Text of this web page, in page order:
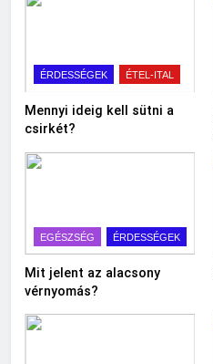
ÉRDESSÉGEK ÉTEL-ITAL
Mennyi ideig kell sütni a
csirkét?
EGÉSZSÉG ÉRDESSÉGEK
Mit jelent az alacsony
vérnyomás?